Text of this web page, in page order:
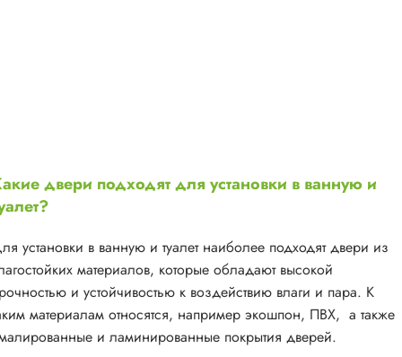
двери подходят для установки в ванную и
установки в ванную и туалет наиболее подходят двери из
материалов, которые обладают высокой
и устойчивостью к воздействию влаги и пара. К
материалам относятся, например экошпон, ПВХ, а также
и ламинированные покрытия дверей.